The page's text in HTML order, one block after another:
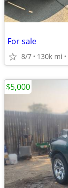
For sale
8/7 130k mi
$5,000